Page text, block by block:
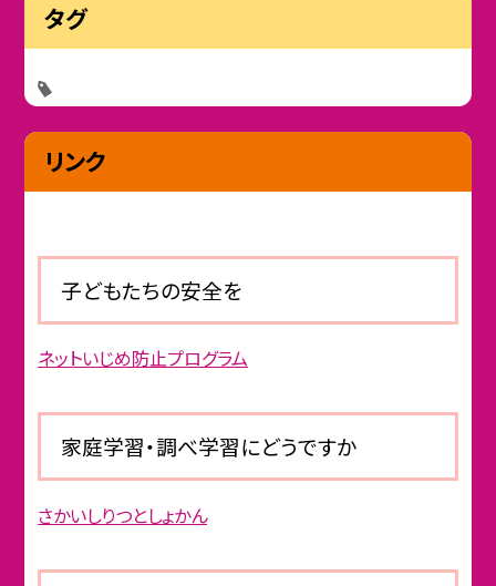
タグ
リンク
子どもたちの安全を
ネットいじめ防止プログラム
家庭学習・調べ学習にどうですか
さかいしりつとしょかん